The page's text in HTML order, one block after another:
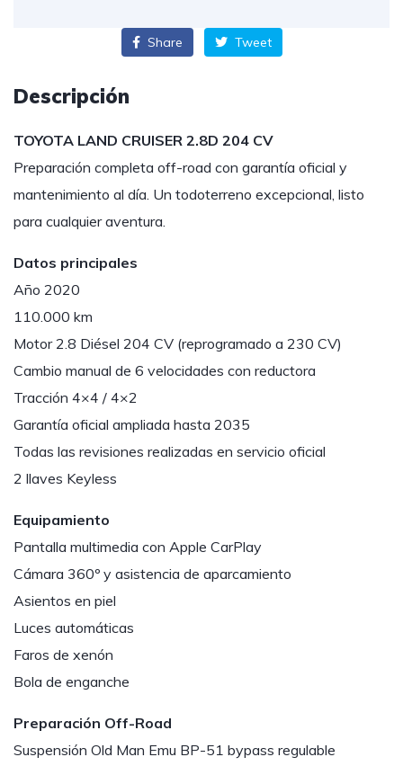
Share Tweet
Descripción
TOYOTA LAND CRUISER 2.8D 204 CV
Preparación completa off-road con garantía oficial y
mantenimiento al día. Un todoterreno excepcional, listo
para cualquier aventura.
Datos principales
Año 2020
110.000 km
Motor 2.8 Diésel 204 CV (reprogramado a 230 CV)
Cambio manual de 6 velocidades con reductora
Tracción 4×4 / 4×2
Garantía oficial ampliada hasta 2035
Todas las revisiones realizadas en servicio oficial
2 llaves Keyless
Equipamiento
Pantalla multimedia con Apple CarPlay
Cámara 360º y asistencia de aparcamiento
Asientos en piel
Luces automáticas
Faros de xenón
Bola de enganche
Preparación Off-Road
Suspensión Old Man Emu BP-51 bypass regulable